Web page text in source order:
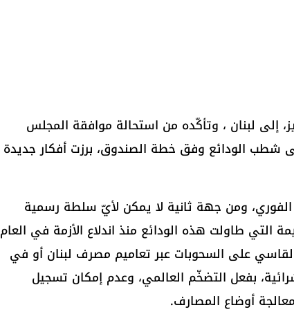
إلى لبنان ، وتأكّده من استحالة موافقة المجلس
شطب الودائع وفق خطة الصندوق، برزت أفكار جديدة
الفوري، ومن جهة ثانية لا يمكن لأيّ سلطة رسمية
التي طاولت هذه الودائع منذ اندلاع الأزمة في العام
القاسي على السحوبات عبر تعاميم مصرف لبنان أو في
بفعل التضخّم العالمي، وعدم إمكان تسجيل
أوضاع المصارف.